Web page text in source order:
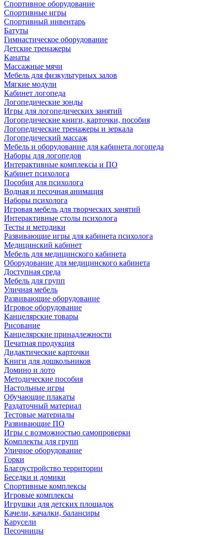
Спортивное оборудование
Спортивные игры
Спортивный инвентарь
Батуты
Гимнастическое оборудование
Детские тренажеры
Канаты
Массажные мячи
Мебель для физкультурных залов
Мягкие модули
Кабинет логопеда
Логопедические зонды
Игры для логопедических занятий
Логопедические книги, карточки, пособия
Логопедические тренажеры и зеркала
Логопедический массаж
Мебель и оборудование для кабинета логопеда
Наборы для логопедов
Интерактивные комплексы и ПО
Кабинет психолога
Пособия для психолога
Водная и песочная анимация
Наборы психолога
Игровая мебель для творческих занятий
Интерактивные столы психолога
Тесты и методики
Развивающие игры для кабинета психолога
Медицинский кабинет
Мебель для медицинского кабинета
Оборудование для медицинского кабинета
Доступная среда
Мебель для групп
Уличная мебель
Развивающие оборудование
Игровое оборудование
Канцелярские товары
Рисование
Канцелярские принадлежности
Печатная продукция
Дидактические карточки
Книги для дошкольников
Домино и лото
Методические пособия
Настольные игры
Обучающие плакаты
Раздаточный материал
Тестовые материалы
Развивающие ПО
Игры с возможностью самопроверки
Комплекты для групп
Уличное оборудование
Горки
Благоустройство территории
Беседки и домики
Спортивные комплексы
Игровые комплексы
Игрушки для детских площадок
Качели, качалки, балансиры
Карусели
Песочницы